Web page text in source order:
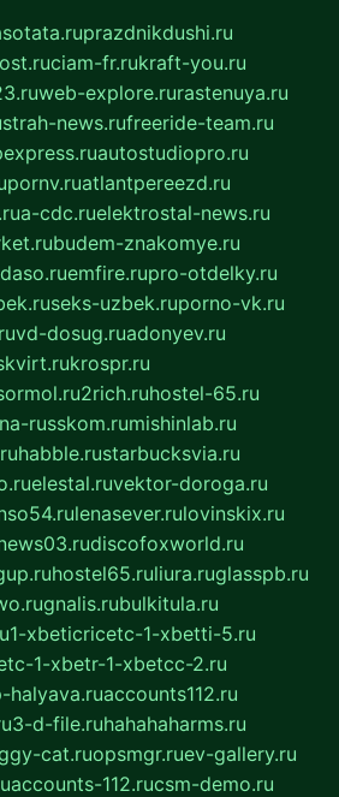
prazdnikdushi.ru
ciam-fr.rukraft-you.ru
web-explore.rurastenuya.ru
strah-news.rufreeride-team.ru
autostudiopro.ru
pornv.ruatlantpereezd.ru
a-cdc.ruelektrostal-news.ru
budem-znakomye.ru
emfire.rupro-otdelky.ru
seks-uzbek.ruporno-vk.ru
vd-dosug.ruadonyev.ru
krospr.ru
2rich.ruhostel-65.ru
russkom.rumishinlab.ru
habble.rustarbucksvia.ru
elestal.ruvektor-doroga.ru
lenasever.rulovinskix.ru
discofoxworld.ru
hostel65.ruliura.ruglasspb.ru
gnalis.rubulkitula.ru
1-xbeticricetc-1-xbetti-5.ru
1-xbetr-1-xbetcc-2.ru
halyava.ruaccounts112.ru
3-d-file.ruhahahaharms.ru
cat.ruopsmgr.ruev-gallery.ru
accounts-112.rucsm-demo.ru